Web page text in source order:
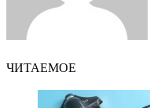
ЧИТАЕМОЕ